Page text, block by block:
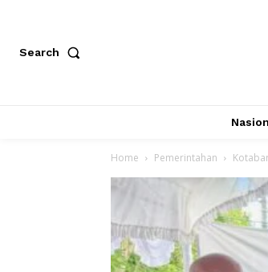
Search
Home Pemerintahan